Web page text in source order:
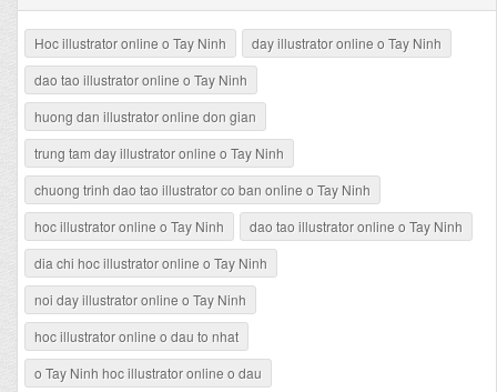
Hoc illustrator online o Tay Ninh
day illustrator online o Tay Ninh
dao tao illustrator online o Tay Ninh
huong dan illustrator online don gian
trung tam day illustrator online o Tay Ninh
chuong trinh dao tao illustrator co ban online o Tay Ninh
hoc illustrator online o Tay Ninh
dao tao illustrator online o Tay Ninh
dia chi hoc illustrator online o Tay Ninh
noi day illustrator online o Tay Ninh
hoc illustrator online o dau to nhat
o Tay Ninh hoc illustrator online o dau